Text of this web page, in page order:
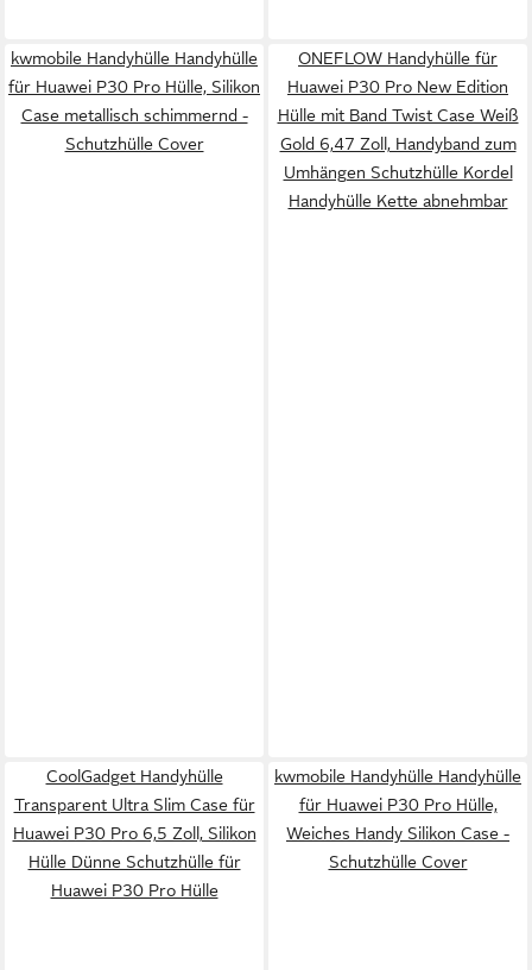
kwmobile Handyhülle Handyhülle
für Huawei P30 Pro Hülle, Silikon
Case metallisch schimmernd -
Schutzhülle Cover
ONEFLOW Handyhülle für
Huawei P30 Pro New Edition
Hülle mit Band Twist Case Weiß
Gold 6,47 Zoll, Handyband zum
Umhängen Schutzhülle Kordel
Handyhülle Kette abnehmbar
CoolGadget Handyhülle
Transparent Ultra Slim Case für
Huawei P30 Pro 6,5 Zoll, Silikon
Hülle Dünne Schutzhülle für
Huawei P30 Pro Hülle
kwmobile Handyhülle Handyhülle
für Huawei P30 Pro Hülle,
Weiches Handy Silikon Case -
Schutzhülle Cover